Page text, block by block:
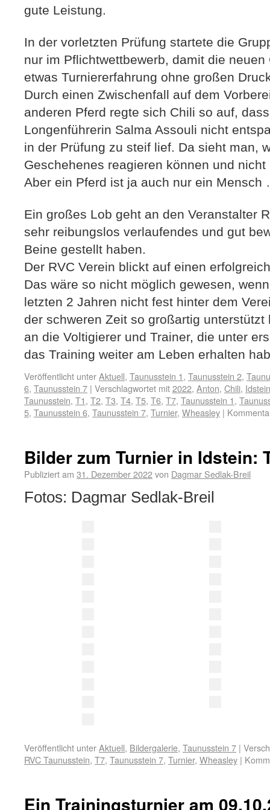
gute Leistung.
In der vorletzten Prüfung startete die
nur im Pflichtwettbewerb, damit die
etwas Turniererfahrung ohne großen
Durch einen Zwischenfall auf dem
anderen Pferd regte sich Chili so auf,
Longenführerin Salma Assouli nicht
in der Prüfung zu steif lief. Da sieht man,
Geschehenes reagieren können und
Aber ein Pferd ist ja auch nur ein Mensch
Ein großes Lob geht an den Veranstalter
sehr reibungslos verlaufendes und gut
Beine gestellt haben.
Der RVC Verein blickt auf einen
Das wäre so nicht möglich gewesen,
letzten 2 Jahren nicht fest hinter dem
der schweren Zeit so großartig unterstützt
an die Voltigierer und Trainer, die unter
das Training weiter am Leben erhalten
Veröffentlicht unterAktuell, Taunusstein 1, Taunusstein 2,
6, Taunusstein 7 | Verschlagwortet mit2022, Anton, Chili, Idstein
Taunusstein, T1, T2, T3, T4, T5, T6, T7, Taunusstein 1,
5, Taunusstein 6, Taunusstein 7, Turnier, Wheasley |
Bilder zum Turnier in Idstein:
Publiziert am 31. Dezember 2022von Dagmar Sedlak-Breil
Fotos: Dagmar Sedlak-Breil
Veröffentlicht unterAktuell, Bildergalerie, Taunusstein 7 |
RVC Taunusstein, T7, Taunusstein 7, Turnier, Wheasley |
Ein Trainingsturnier am